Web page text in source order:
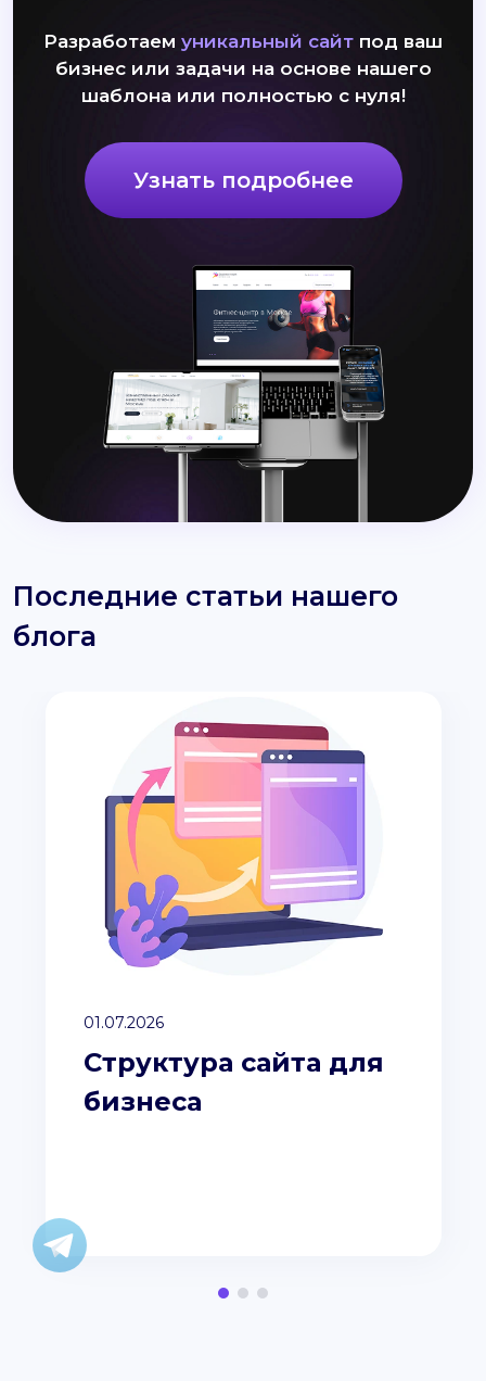
Разработаем уникальный сайт под ваш
бизнес или задачи на основе нашего
шаблона или полностью с нуля!
Узнать подробнее
Последние статьи нашего
блога
01.07.2026
Структура сайта для
бизнеса